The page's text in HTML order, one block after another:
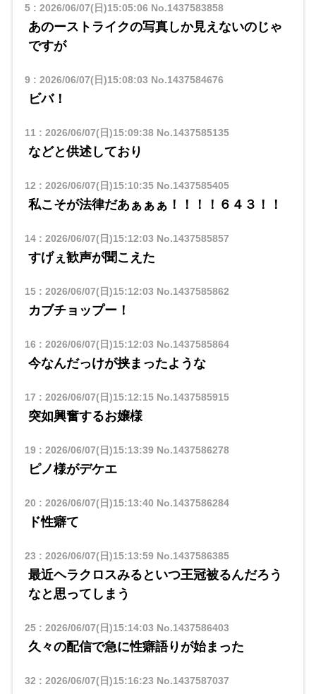
5: 2026/06/07(日)15:05:06 No.1437583858
あのーストライクの写真しか見えないのじゃ
ですが
9: 2026/06/07(日)15:08:03 No.1437584676
ビバ！
11: 2026/06/07(日)15:09:38No.1437585135
などと供述しており
12 : 2026/06/07(日)15:10:35No.1437585405
私こそが法律だあぁぁぁ！！！！６４３！！
14: 2026/06/07(日)15:12:03 No.1437585857
すげぇ歓声が聞こえた
15: 2026/06/07(日)15:12:03 No.1437585862
カブチョップー！
16 : 2026/06/07(日)15:12:03 No.1437585864
今なんだっけが挟まったような
17 : 2026/06/07(日)15:12:15No.1437585915
突如興奮するお嬢様
19: 2026/06/07(日)15:13:39No.1437586278
ピノ様がデケエ
20 : 2026/06/07(日)15:13:40 No.1437586284
ド性癖て
23 : 2026/06/07(日)15:13:59No.1437586385
最近ヘラクロスみるといつ王冠被るんだろう
なと思ってしまう
25: 2026/06/07(日)15:14:03 No.1437586403
久々の配信で急に性癖語りが始まった
32 : 2026/06/07(日)15:16:23 No.1437587037